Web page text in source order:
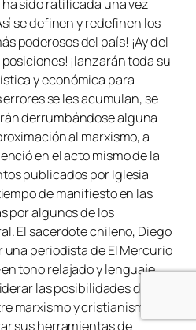
ha sido ratificada una vez
se definen y redefinen los
poderosos del país! ¡Ay del
¡lanzarán toda su
y económica para
se les acumulan, se
derrumbándose alguna
al marxismo, a
en el acto mismo de la
publicados por Iglesia
de manifiesto en las
por algunos de los
El sacerdote chileno, Diego
periodista de El Mercurio
tono relajado y lenguaje
las posibilidades de un
marxismo y cristianismo. El
sus herramientas de